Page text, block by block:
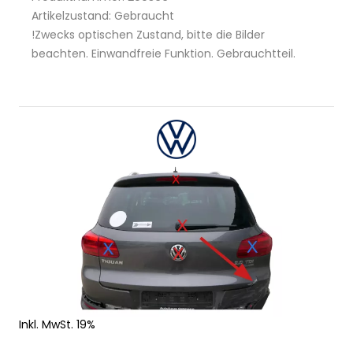
Artikelzustand: Gebraucht
!Zwecks optischen Zustand, bitte die Bilder
beachten. Einwandfreie Funktion. Gebrauchtteil.
Inkl. MwSt. 19%